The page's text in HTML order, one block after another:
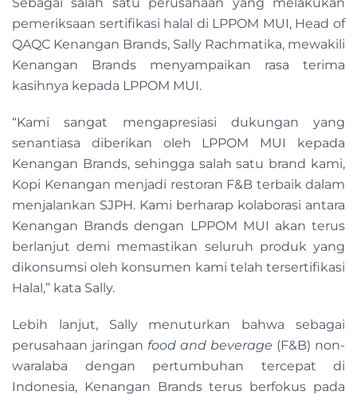
pemeriksaan sertifikasi halal di LPPOM MUI, Head of
QAQC Kenangan Brands, Sally Rachmatika, mewakili
Kenangan Brands menyampaikan rasa terima
kasihnya kepada LPPOM MUI.
“Kami sangat mengapresiasi dukungan yang
senantiasa diberikan oleh LPPOM MUI kepada
Kenangan Brands, sehingga salah satu brand kami,
Kopi Kenangan menjadi restoran F&B terbaik dalam
menjalankan SJPH. Kami berharap kolaborasi antara
Kenangan Brands dengan LPPOM MUI akan terus
berlanjut demi memastikan seluruh produk yang
dikonsumsi oleh konsumen kami telah tersertifikasi
Halal,” kata Sally.
Lebih lanjut, Sally menuturkan bahwa sebagai
perusahaan jaringan food and beverage (F&B) non-
waralaba dengan pertumbuhan tercepat di
Indonesia, Kenangan Brands terus berfokus pada